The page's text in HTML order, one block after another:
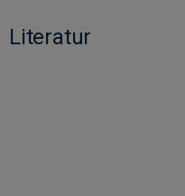
Literatur